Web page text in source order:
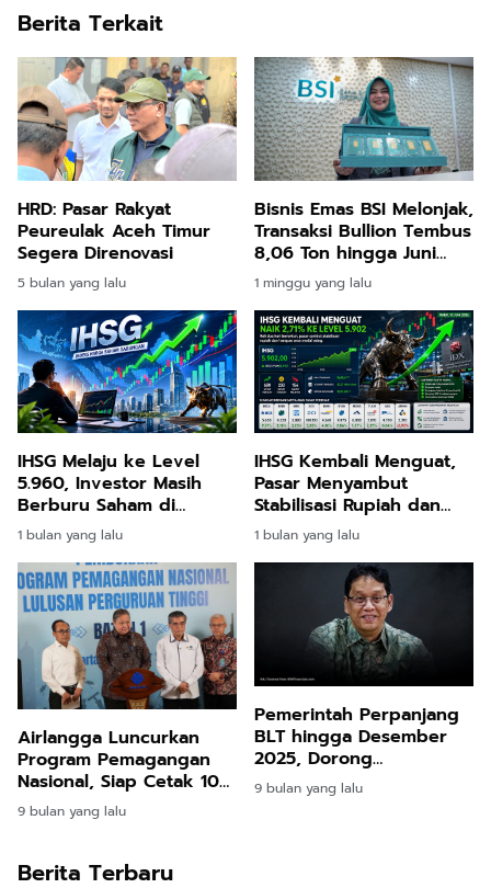
Berita Terkait
HRD: Pasar Rakyat
Peureulak Aceh Timur
Segera Direnovasi
5 bulan yang lalu
Bisnis Emas BSI Melonjak,
Transaksi Bullion Tembus
8,06 Ton hingga Juni
2026
1 minggu yang lalu
IHSG Melaju ke Level
5.960, Investor Masih
Berburu Saham di
Tengah Bayang-Bayang
Gejolak Global
1 bulan yang lalu
IHSG Kembali Menguat,
Pasar Menyambut
Stabilisasi Rupiah dan
Harapan Arus Modal
1 bulan yang lalu
Airlangga Luncurkan
Program Pemagangan
Nasional, Siap Cetak 100
Ribu Lulusan Siap Kerja
Tahun Ini
9 bulan yang lalu
Pemerintah Perpanjang
BLT hingga Desember
2025, Dorong
Pertumbuhan Ekonomi
Tembus 5,7 Persen
9 bulan yang lalu
Berita Terbaru